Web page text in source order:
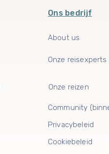
Ons bedrijf
About us
Onze reisexperts
Onze reizen
Community
Privacybeleid
Cookiebeleid